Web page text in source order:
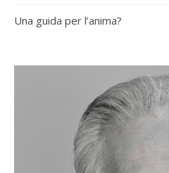
Una guida per l’anima?